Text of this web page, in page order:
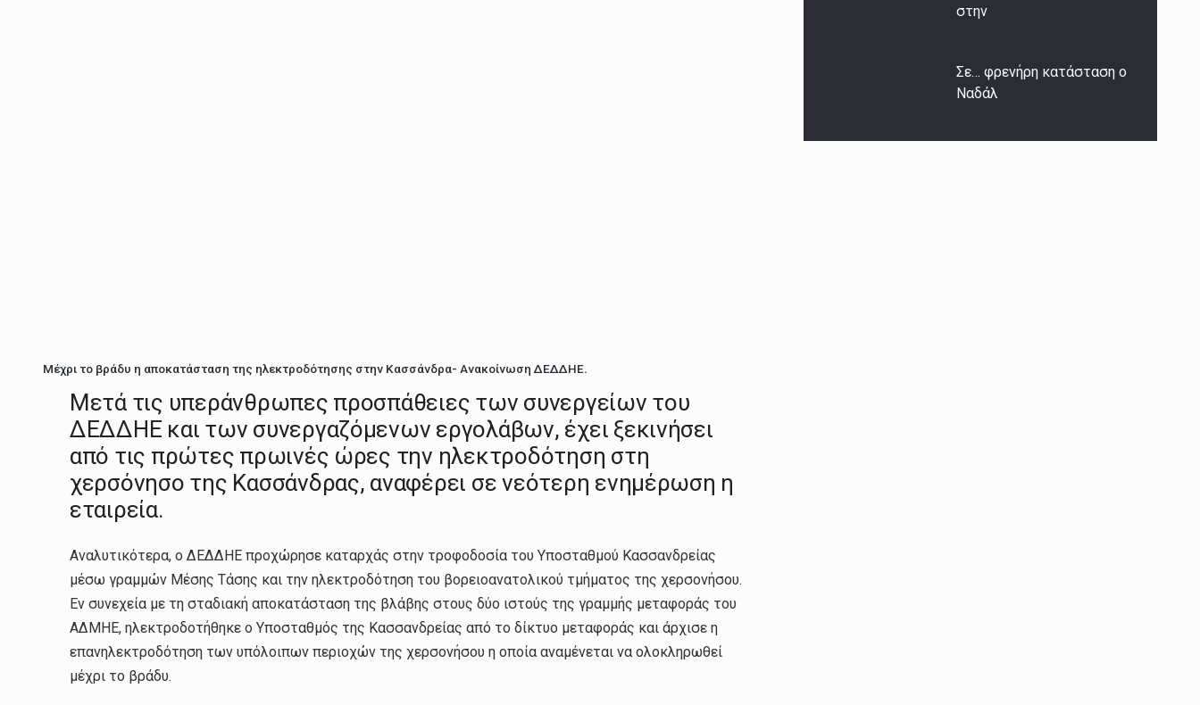
Μέχρι το βράδυ η αποκατάσταση της ηλεκτροδότησης στην Κασσάνδρα- Ανακοίνωση ΔΕΔΔΗΕ.
Μετά τις υπεράνθρωπες προσπάθειες των συνεργείων του
ΔΕΔΔΗΕ και των συνεργαζόμενων εργολάβων, έχει ξεκινήσει
από τις πρώτες πρωινές ώρες την ηλεκτροδότηση στη
χερσόνησο της Κασσάνδρας, αναφέρει σε νεότερη ενημέρωση η
εταιρεία.
Αναλυτικότερα, ο ΔΕΔΔΗΕ προχώρησε καταρχάς στην τροφοδοσία του Υποσταθμού Κασσανδρείας
μέσω γραμμών Μέσης Τάσης και την ηλεκτροδότηση του βορειοανατολικού τμήματος της χερσονήσου.
Εν συνεχεία με τη σταδιακή αποκατάσταση της βλάβης στους δύο ιστούς της γραμμής μεταφοράς του
ΑΔΜΗΕ, ηλεκτροδοτήθηκε ο Υποσταθμός της Κασσανδρείας από το δίκτυο μεταφοράς και άρχισε η
επανηλεκτροδότηση των υπόλοιπων περιοχών της χερσονήσου η οποία αναμένεται να ολοκληρωθεί
μέχρι το βράδυ.
στην
Σε… φρενήρη κατάσταση ο
Ναδάλ